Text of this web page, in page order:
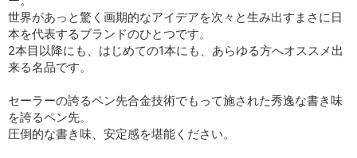
世界があっと驚く画期的なアイデアを次々と生み出すまさに日
本を代表するブランドのひとつです。
2本目以降にも、はじめての1本にも、あらゆる方へオススメ出
来る名品です。
セーラーの誇るペン先合金技術でもって施された秀逸な書き味
を誇るペン先。
圧倒的な書き味、安定感を堪能ください。